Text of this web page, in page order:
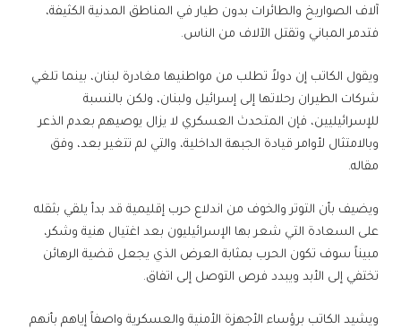
آلاف الصواريخ والطائرات بدون طيار في المناطق المدنية الكثيفة،
فتدمر المباني وتقتل الآلاف من الناس.
ويقول الكاتب إن دولاً تطلب من مواطنيها مغادرة لبنان، بينما تلغي
شركات الطيران رحلاتها إلى إسرائيل ولبنان، ولكن بالنسبة
للإسرائيليين، فإن المتحدث العسكري لا يزال يوصيهم بعدم الذعر
وبالامتثال لأوامر قيادة الجبهة الداخلية، والتي لم تتغير بعد، وفق
مقاله.
ويضيف بأن التوتر والخوف من اندلاع حرب إقليمية قد بدأ يلقي بثقله
على السعادة التي شعر بها الإسرائيليون بعد اغتيال هنية وشكر،
مبيناً سوف تكون الحرب بمثابة العرض الذي يجعل قضية الرهائن
تختفي إلى الأبد ويبدد فرص التوصل إلى اتفاق.
ويشيد الكاتب برؤساء الأجهزة الأمنية والعسكرية واصفاً إياهم بأنهم